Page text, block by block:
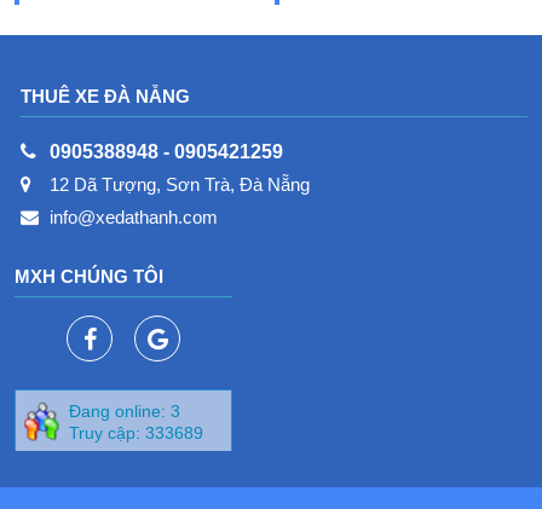
THUÊ XE ĐÀ NẴNG
0905388948 - 0905421259
12 Dã Tượng, Sơn Trà, Đà Nẵng
info@xedathanh.com
MXH CHÚNG TÔI
Đang online: 3
Truy cập: 333689